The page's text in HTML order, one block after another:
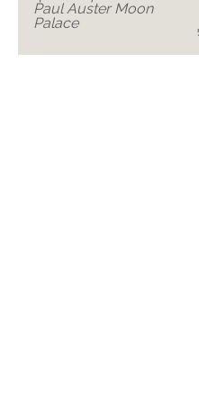
Paul Auster Moon
Palace